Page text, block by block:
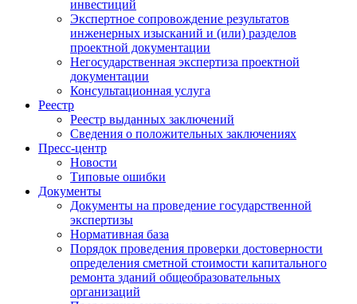
инвестиций
Экспертное сопровождение результатов
инженерных изысканий и (или) разделов
проектной документации
Негосударственная экспертиза проектной
документации
Консультационная услуга
Реестр
Реестр выданных заключений
Сведения о положительных заключениях
Пресс-центр
Новости
Типовые ошибки
Документы
Документы на проведение государственной
экспертизы
Нормативная база
Порядок проведения проверки достоверности
определения сметной стоимости капитального
ремонта зданий общеобразовательных
организаций